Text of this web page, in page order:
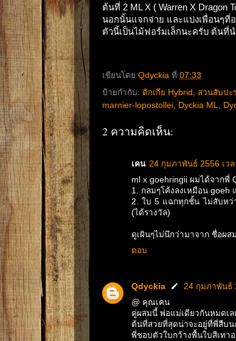
ต้นที่ 2 ML X ( Warren X Dragon
นอกนั้นแจกจ่าย และแบ่งเพื่อนๆที่
ตัวนี้เป็นไม้ฟอร์มเล็กนะครับ ต้นที่
เขียนโดย Qdyckia ที่ 07:33
ป้ายกำกับ: ดิกเกีย Hybrid , สวนสับปะ
marnier-lopostollei, Dyckia ML,
2 ความคิดเห็น:
เคน 24 กุมภาพันธ์ 2556 เว
ml x goehringii ผมได้จาก
1. กลมๆโค้งลงเหมือน goeh
2. ใบ 5 แฉกทุกชั้น ไม่สับหว่
(ได้รางวัล)
ดูเผินๆไม่นึกว่ามาจาก ชื่อผ
ตอบ
Qdyckia
24 กุมภาพันธ์
@ คุณเคน
คู่ผสมนี้ พ่อแม่เดียวกันหมดเ
ต้นที่สวยที่สุดน่าจะอยู่ที่พี่สืบ
พี่ชอบตัวใบกว้างพื้นใบสีเทา